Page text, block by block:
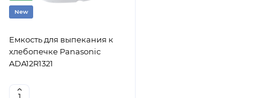
New
Емкость для выпекания к
хлебопечке Panasonic
ADA12R1321